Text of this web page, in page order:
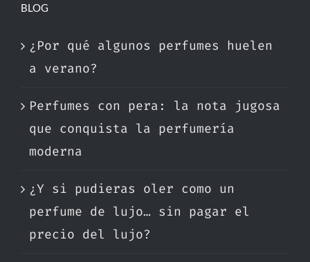
BLOG
¿Por qué algunos perfumes huelen
a verano?
Perfumes con pera: la nota jugosa
que conquista la perfumería
moderna
¿Y si pudieras oler como un
perfume de lujo… sin pagar el
precio del lujo?